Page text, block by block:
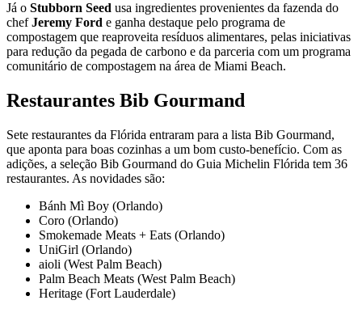
Já o Stubborn Seed usa ingredientes provenientes da fazenda do
chefJeremy Ford e ganha destaque pelo programa de
compostagem que reaproveita resíduos alimentares, pelas iniciativas
para redução da pegada de carbono e da parceria com um programa
comunitário de compostagem na área de Miami Beach.
Restaurantes Bib Gourmand
Sete restaurantes da Flórida entraram para a lista Bib Gourmand,
que aponta para boas cozinhas a um bom custo-benefício. Com as
adições, a seleção Bib Gourmand do Guia Michelin Flórida tem 36
restaurantes. As novidades são:
Bánh Mì Boy (Orlando)
Coro (Orlando)
Smokemade Meats + Eats (Orlando)
UniGirl (Orlando)
aioli (West Palm Beach)
Palm Beach Meats (West Palm Beach)
Heritage (Fort Lauderdale)